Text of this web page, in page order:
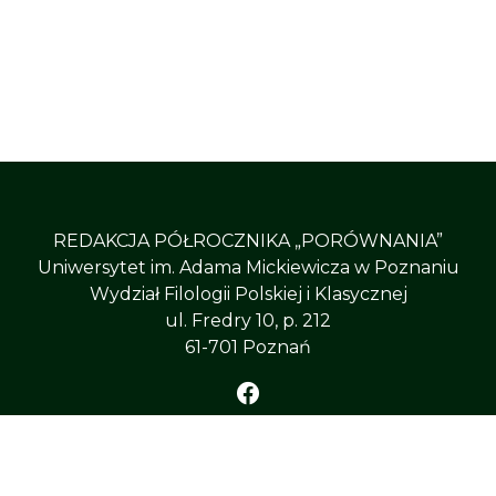
REDAKCJA PÓŁROCZNIKA „PORÓWNANIA”
Uniwersytet im. Adama Mickiewicza w Poznaniu
Wydział Filologii Polskiej i Klasycznej
ul. Fredry 10, p. 212
61-701 Poznań